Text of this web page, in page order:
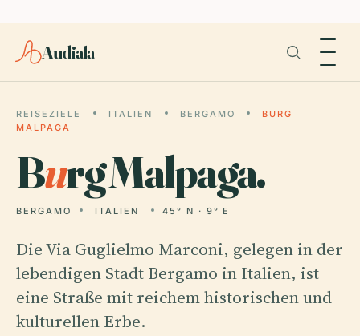
Audiala
REISEZIELE ITALIEN BERGAMO
BURG
MALPAGA
Burg Malpaga.
BERGAMO ITALIEN 45° N · 9° E
Die Via Guglielmo Marconi, gelegen in der
lebendigen Stadt Bergamo in Italien, ist
eine Straße mit reichem historischen und
kulturellen Erbe.